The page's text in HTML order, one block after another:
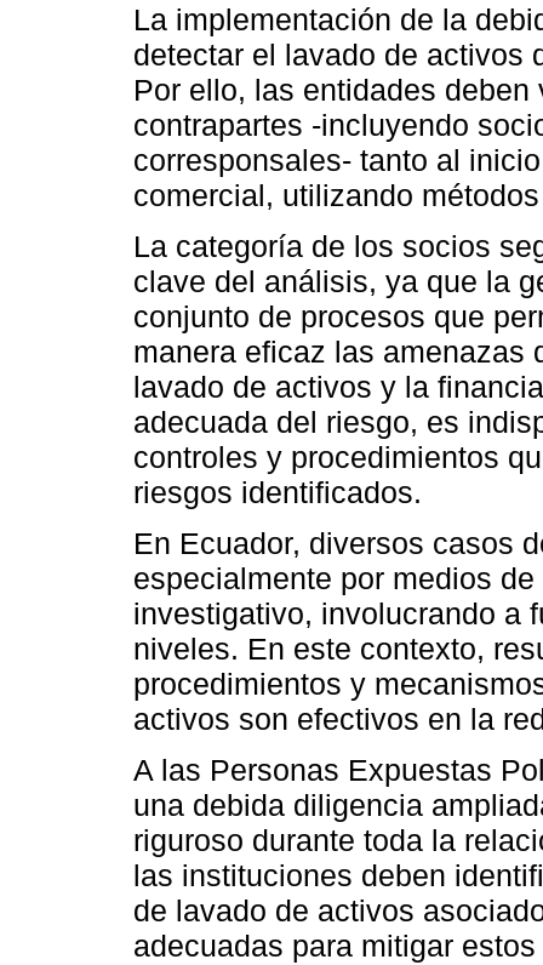
La implementación de la
detectar el lavado de activos
Por ello, las entidades
contrapartes -incluyendo
corresponsales- tanto al
comercial, utilizando
La categoría de los socios
clave del análisis, ya que la
conjunto de procesos que
manera eficaz las amenazas
lavado de activos y la
adecuada del riesgo, es
controles y procedimientos
riesgos identificados.
En Ecuador, diversos casos
especialmente por medios
investigativo, involucrando a
niveles. En este contexto,
procedimientos y
activos son efectivos en la
A las Personas Expuestas
una debida diligencia
riguroso durante toda la
las instituciones deben
de lavado de activos
adecuadas para mitigar